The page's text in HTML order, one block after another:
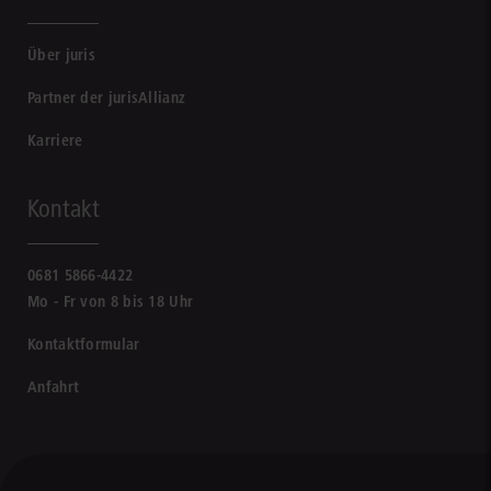
Über juris
Partner der jurisAllianz
Karriere
Kontakt
0681 5866-4422
Mo - Fr von 8 bis 18 Uhr
Kontaktformular
Anfahrt